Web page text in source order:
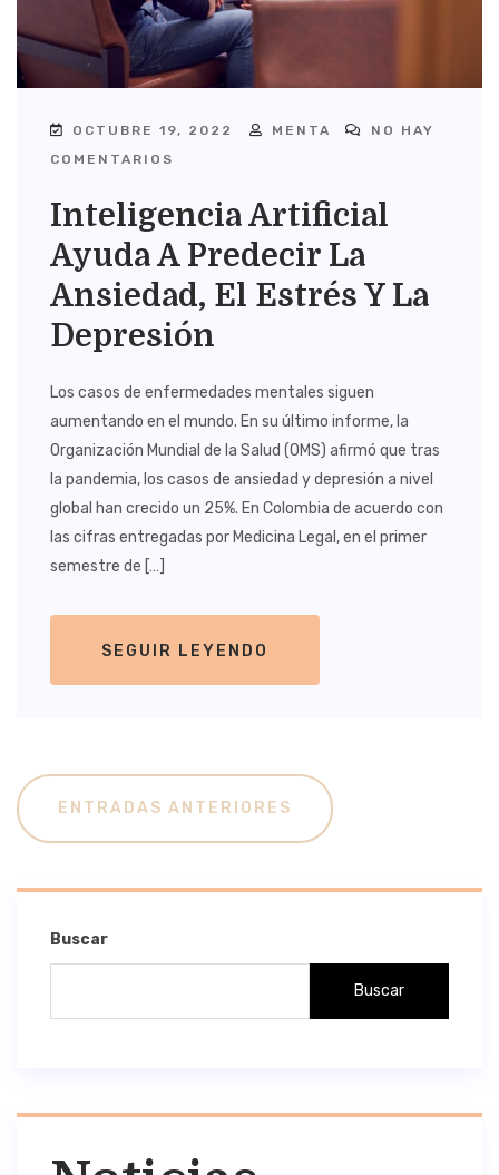
OCTUBRE 19, 2022 MENTA
NO HAY
COMENTARIOS
Inteligencia Artificial
Ayuda A Predecir La
Ansiedad, El Estrés Y La
Depresión
Los casos de enfermedades mentales siguen
aumentando en el mundo. En su último informe, la
Organización Mundial de la Salud (OMS) afirmó que tras
la pandemia, los casos de ansiedad y depresión a nivel
global han crecido un 25%. En Colombia de acuerdo con
las cifras entregadas por Medicina Legal, en el primer
semestre de […]
SEGUIR LEYENDO
Navegación
Entradas
ENTRADAS ANTERIORES
Buscar
Buscar